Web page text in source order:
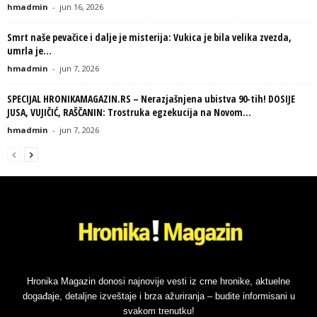
hmadmin - jun 16, 2026
Smrt naše pevačice i dalje je misterija: Vukica je bila velika zvezda,
umrla je...
hmadmin - jun 7, 2026
SPECIJAL HRONIKAMAGAZIN.RS – Nerazjašnjena ubistva 90-tih! DOSIJE
JUSA, VUJIČIĆ, RAŠČANIN: Trostruka egzekucija na Novom...
hmadmin - jun 7, 2026
Hronika Magazin donosi najnovije vesti iz crne hronike, aktuelne
događaje, detaljne izveštaje i brza ažuriranja – budite informisani u
svakom trenutku!